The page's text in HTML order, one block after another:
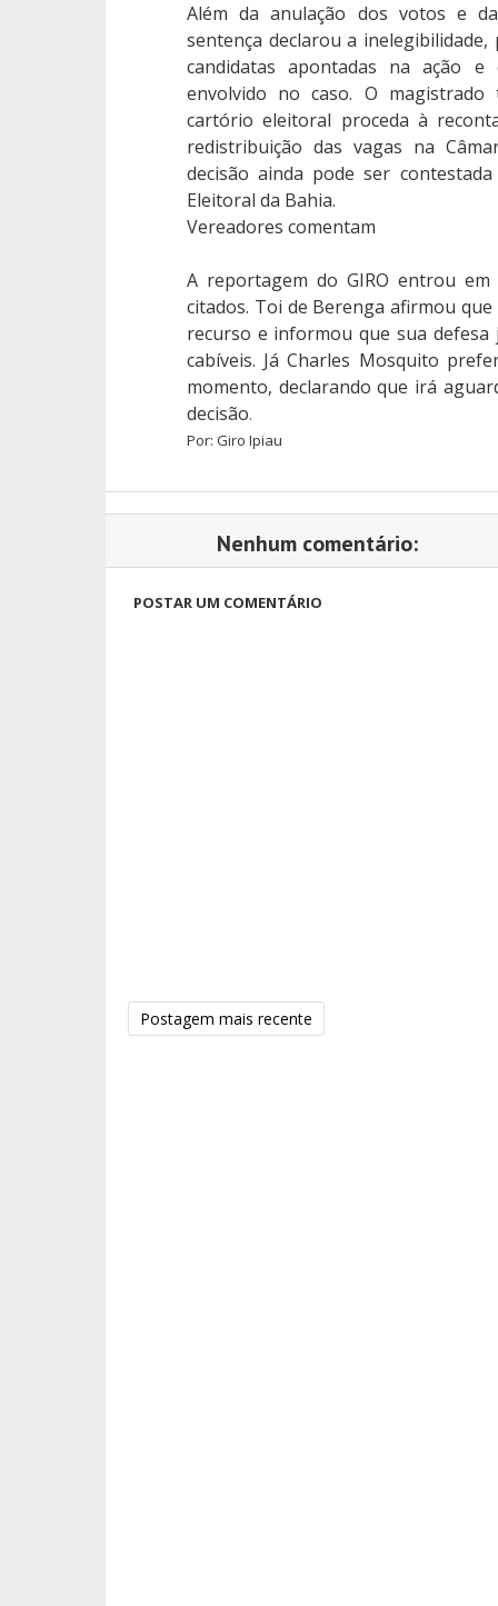
Além da anulação dos votos e
sentença declarou a
candidatas apontadas na ação
envolvido no caso. O
cartório eleitoral proceda à
redistribuição das vagas na
decisão ainda pode ser
Eleitoral da Bahia.
Vereadores comentam
A reportagem do GIRO entrou
citados. Toi de Berenga afirmou
recurso e informou que sua defesa
cabíveis. Já Charles Mosquito
momento, declarando que irá
decisão.
Por: Giro Ipiau
Nenhum comentário:
POSTAR UM COMENTÁRIO
Postagem mais recente